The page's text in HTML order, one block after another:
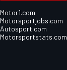
Motor1.com
Motorsportjobs.com
Autosport.com
Motorsportstats.com